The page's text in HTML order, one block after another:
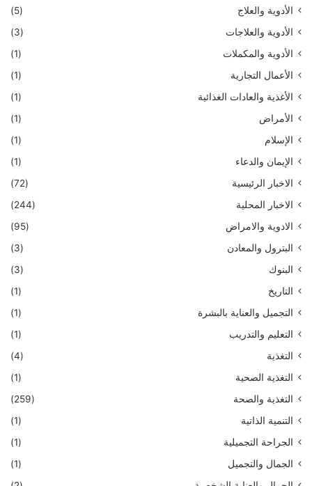
الأدوية والعلاج
(5)
الأدوية والعلاجات
(3)
الأدوية والمكملات
(1)
الأعمال التجارية
(1)
الأغذية والعادات الغذائية
(1)
الأمراض
(1)
الإسلام
(1)
الإيمان والدعاء
(1)
الاخبار الرئيسية
(72)
الاخبار المحلية
(244)
الادوية والامراض
(95)
البترول والمعادن
(3)
البنوك
(3)
التاريخ
(1)
التجميل والعناية بالبشرة
(1)
التعليم والتدريب
(1)
التغذية
(4)
التغذية الصحية
(1)
التغذية والصحة
(259)
التنمية الذاتية
(1)
الجراحة التجميلية
(1)
الجمال والتجميل
(1)